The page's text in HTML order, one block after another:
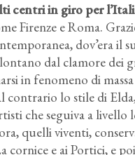
centri in giro per
Firenze e Roma.
dov’era il
dal clamore dei
in fenomeno di
contrario lo stile di
che seguiva a
quelli viventi,
cornice e ai Portici, e